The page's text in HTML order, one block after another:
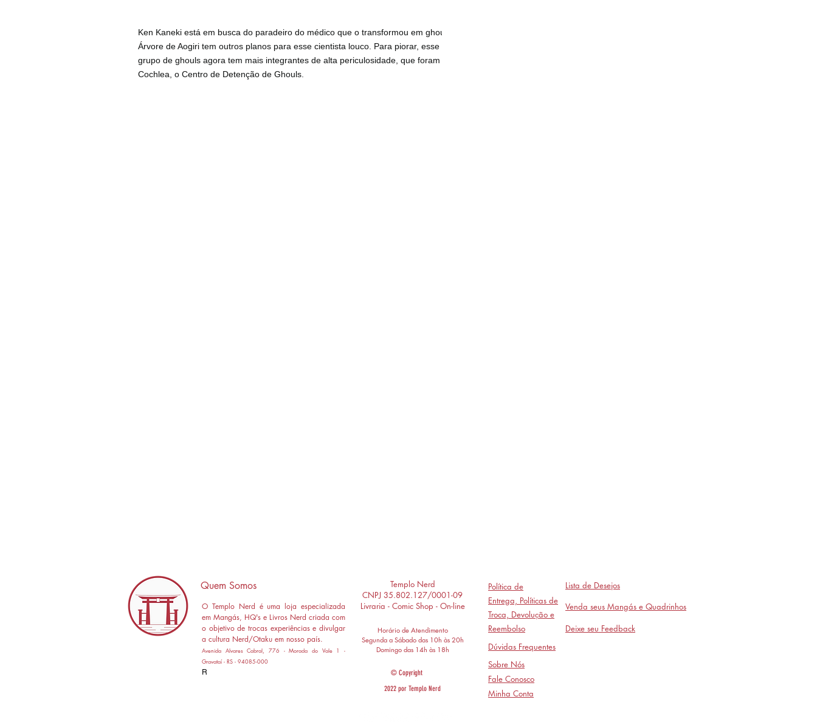
Ken Kaneki está em busca do paradeiro do médico que o transformou em ghoul, mas a
Árvore de Aogiri tem outros planos para esse cientista louco. Para piorar, esse misterioso
grupo de ghouls agora tem mais integrantes de alta periculosidade, que foram soltos de
Cochlea, o Centro de Detenção de Ghouls.
Quem Somos
O Templo Nerd é uma loja especializada
em Mangás, HQ's e Livros Nerd criada com
o objetivo de trocas experiências e divulgar
a cultura Nerd/Otaku em nosso país.
Avenida Alvares Cabral, 776 - Morada do Vale 1 -
Gravataí - RS - 94085-000
R
Templo Nerd
CNPJ 35.802.127/0001-09
Livraria - Comic Shop - On-line
Horário de Atendimento
Segunda a Sábado das 10h às 20h
Domingo das 14h às 18h
2022 por Templo Nerd
© Copyright
Política de
Entrega, Políticas de
Troca, Devolução e
Reembolso
Lista de Desejos
Venda seus Mangás e Quadrinhos
Deixe seu Feedback
Dúvidas Frequentes
Sobre Nós
Fale Conosco
Minha Conta